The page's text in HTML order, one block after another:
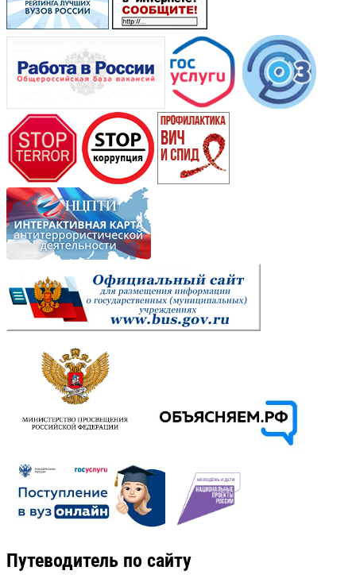
Путеводитель по сайту